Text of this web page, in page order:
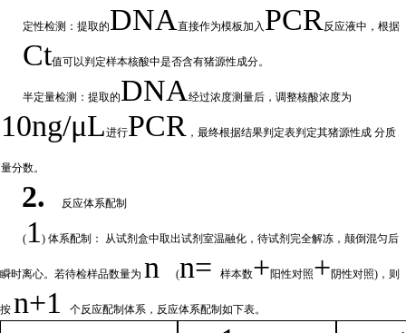
定性检测：提取的DNA直接作为模板加入 PCR反应液中，根据
Ct值可以判定样本核酸中是否含有猪源性成分。
半定量检测：提取的DNA经过浓度测量后，调整核酸浓度为
10ng/μL进行PCR，最终根据结果判定表判定其猪源性成 分质
量分数。
2. 反应体系配制
(1 ) 体系配制： 从试剂盒中取出试剂室温融化，待试剂完全解冻，颠倒混匀后
瞬时离心。若待检样品数量为 n(n=样本数+阳性对照+阴性对照)，则
按n+1个反应配制体系，反应体系配制如下表。